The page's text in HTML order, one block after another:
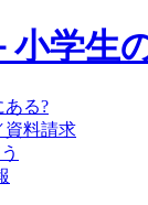
小学生
ある?
資料請求